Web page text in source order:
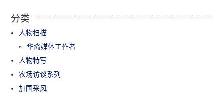
分类
人物扫描
华裔媒体工作者
人物特写
农场访谈系列
加国采风